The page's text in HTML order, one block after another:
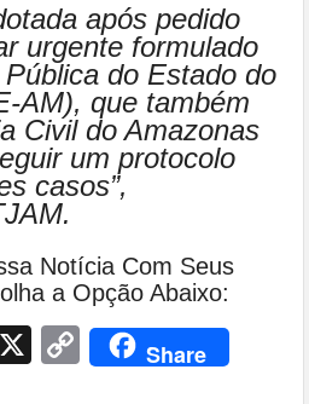
após pedido
urgente formulado
do Estado do
AM), que também
Civil do Amazonas
um protocolo
casos”,
Notícia Com Seus
a Opção Abaixo:
Facebook
X CopyShare